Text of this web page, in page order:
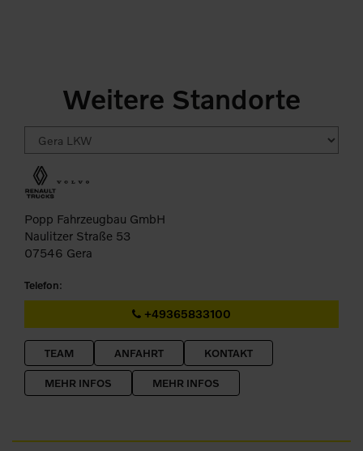
Weitere Standorte
Popp Fahrzeugbau GmbH
Naulitzer Straße 53
07546 Gera
Telefon:
+49365833100
TEAM ANFAHRT KONTAKT
MEHR INFOS MEHR INFOS